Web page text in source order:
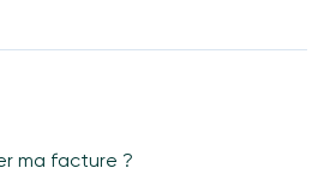
ma facture ?